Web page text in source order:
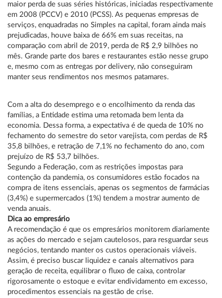
maior perda de suas séries históricas, iniciadas respectivamente
em 2008 (PCCV) e 2010 (PCSS). As pequenas empresas de
serviços, enquadradas no Simples na capital, foram ainda mais
prejudicadas, houve baixa de 66% em suas receitas, na
comparação com abril de 2019, perda de R$ 2,9 bilhões no
mês. Grande parte dos bares e restaurantes estão nesse grupo
e, mesmo com as entregas por delivery, não conseguiram
manter seus rendimentos nos mesmos patamares.
Com a alta do desemprego e o encolhimento da renda das
famílias, a Entidade estima uma retomada bem lenta da
economia. Dessa forma, a expectativa é de queda de 10% no
fechamento do semestre do setor varejista, com perdas de R$
35,8 bilhões, e retração de 7,1% no fechamento do ano, com
prejuízo de R$ 53,7 bilhões.
Segundo a Federação, com as restrições impostas para
contenção da pandemia, os consumidores estão focados na
compra de itens essenciais, apenas os segmentos de farmácias
(3,4%) e supermercados (1%) tendem a mostrar aumento de
venda anuais.
Dica ao empresário
A recomendação é que os empresários monitorem diariamente
as ações do mercado e sejam cautelosos, para resguardar seus
negócios, tentando manter os custos operacionais viáveis.
Assim, é preciso buscar liquidez e canais alternativos para
geração de receita, equilibrar o fluxo de caixa, controlar
rigorosamente o estoque e evitar endividamento em excesso,
procedimentos essenciais na gestão de crise.